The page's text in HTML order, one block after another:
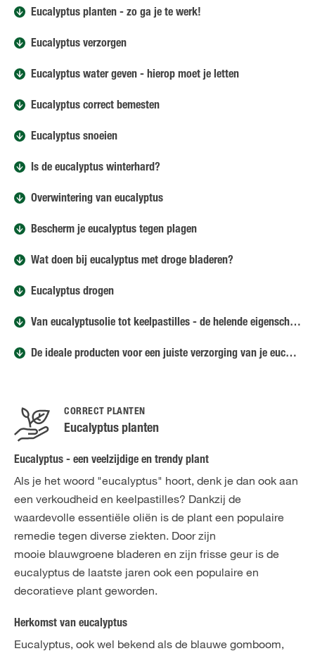
Eucalyptus planten - zo ga je te werk!
Eucalyptus verzorgen
Eucalyptus water geven - hierop moet je letten
Eucalyptus correct bemesten
Eucalyptus snoeien
Is de eucalyptus winterhard?
Overwintering van eucalyptus
Bescherm je eucalyptus tegen plagen
Wat doen bij eucalyptus met droge bladeren?
Eucalyptus drogen
Van eucalyptusolie tot keelpastilles - de helende eigenschappen van eucalyptus
De ideale producten voor een juiste verzorging van je eucalyptus
CORRECT PLANTEN
Eucalyptus planten
Eucalyptus - een veelzijdige en trendy plant
Als je het woord "eucalyptus" hoort, denk je dan ook aan
een verkoudheid en keelpastilles? Dankzij de
waardevolle essentiële oliën is de plant een populaire
remedie tegen diverse ziekten. Door zijn
mooie blauwgroene bladeren en zijn frisse geur is de
eucalyptus de laatste jaren ook een populaire en
decoratieve plant geworden.
Herkomst van eucalyptus
Eucalyptus, ook wel bekend als de blauwe gomboom,